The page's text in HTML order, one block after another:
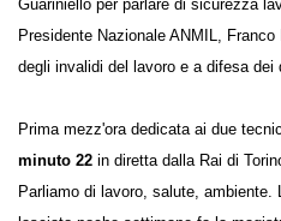
Guariniello per parlare di sicurezza
il Presidente Nazionale ANMIL,
degli invalidi del lavoro e a difesa
Prima mezz'ora dedicata ai due
minuto 22 in diretta dalla Rai di
Parliamo di lavoro, salute, ambiente.